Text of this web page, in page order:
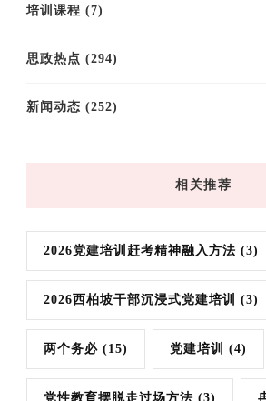
培训课程 (7)
思政热点 (294)
新闻动态 (252)
相关推荐
2026党建培训赶考精神融入方法 (3)
2026西柏坡干部沉浸式党建培训 (3)
两个务必 (15) 党建培训 (4)
党性教育摆脱走过场方法 (3)